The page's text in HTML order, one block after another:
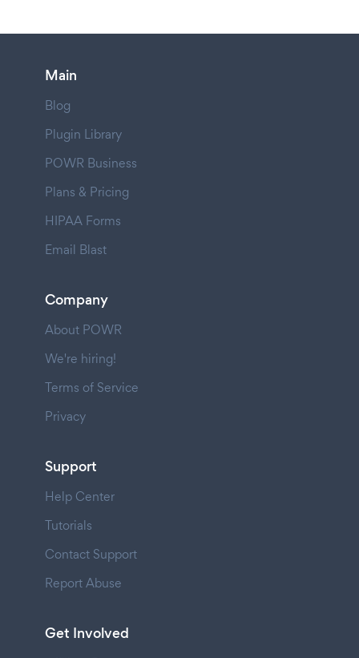
Main
Blog
Plugin Library
POWR Business
Plans & Pricing
HIPAA Forms
Email Blast
Company
About POWR
We're hiring!
Terms of Service
Privacy
Support
Help Center
Tutorials
Contact Support
Report Abuse
Get Involved